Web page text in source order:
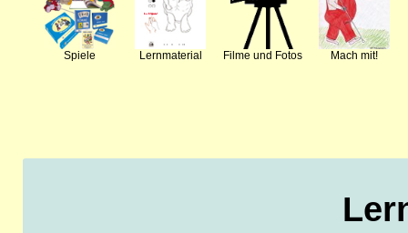
Spiele Lernmaterial Filme und Fotos Mach mit!